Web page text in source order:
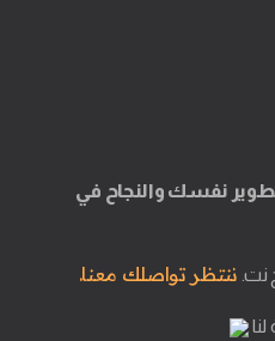
نفسك والنجاح في
نت. ننتظر تواصلك معنا.